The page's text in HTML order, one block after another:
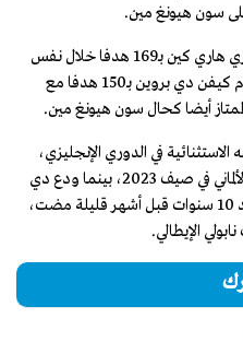
وفي المركز الثالث بالقائمة، يحل الإنجليزي هاري كين بـ169 هدفا خلال نفس
الفترة مع توتنهام، ثم البلجيكي المخضرم كيفن دي بروين بـ150 هدفا مع
أيضا كحال سون هيونغ مين.
في الدوري الإنجليزي،
عندما اختار الرحيل صوب بايرن ميونخالألماني في صيف 2023، بينما ودع دي
بروين ناديه السابق مانشستر سيتي بعد 10 سنوات قبل أشهر قليلة مضت،
الإيطالي.